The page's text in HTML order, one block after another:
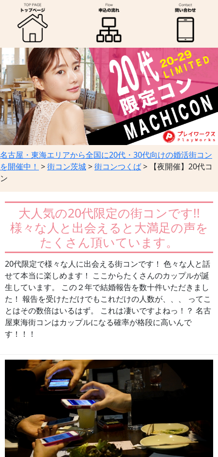
名古屋・東海エリアから全国に20代・30代向けの婚活街コン
を開催中！ >街コン茨城>街コンつくば>
【夜開催】20代コ
ン
大人気の20代限定の街コンです!!
様々な人と出会えると大満足の声を
たくさん頂いています。
20代限定で様々な人に出会える街コンです！ 色々な人と話
せて本当に楽しめます！ ここからたくさんのカップルが誕
生しています。 この２年で結婚報告を数十件いただきまし
た！ 報告を受けただけでもこれだけの人数が、、、 ってこ
とはその数倍はいるはず。 これは凄いですよねっ！？ 名古
屋東海街コンはカップルになる確率が格段に高いんで
す！！！